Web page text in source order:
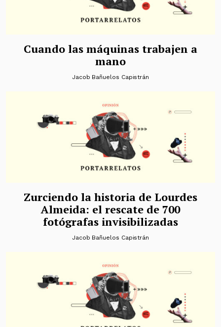
Cuando las máquinas trabajen a
mano
Jacob Bañuelos Capistrán
Zurciendo la historia de Lourdes
Almeida: el rescate de 700
fotógrafas invisibilizadas
Jacob Bañuelos Capistrán